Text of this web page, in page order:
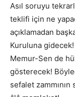
Asıl soruyu
teklifi için ne
açıklamadan
Kuruluna
Memur-Sen de
gösterecek!
sefalet